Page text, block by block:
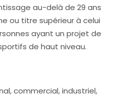
au-delà de 29 ans
ou titre supérieur à celui
ayant un projet de
de haut niveau.
commercial, industriel,